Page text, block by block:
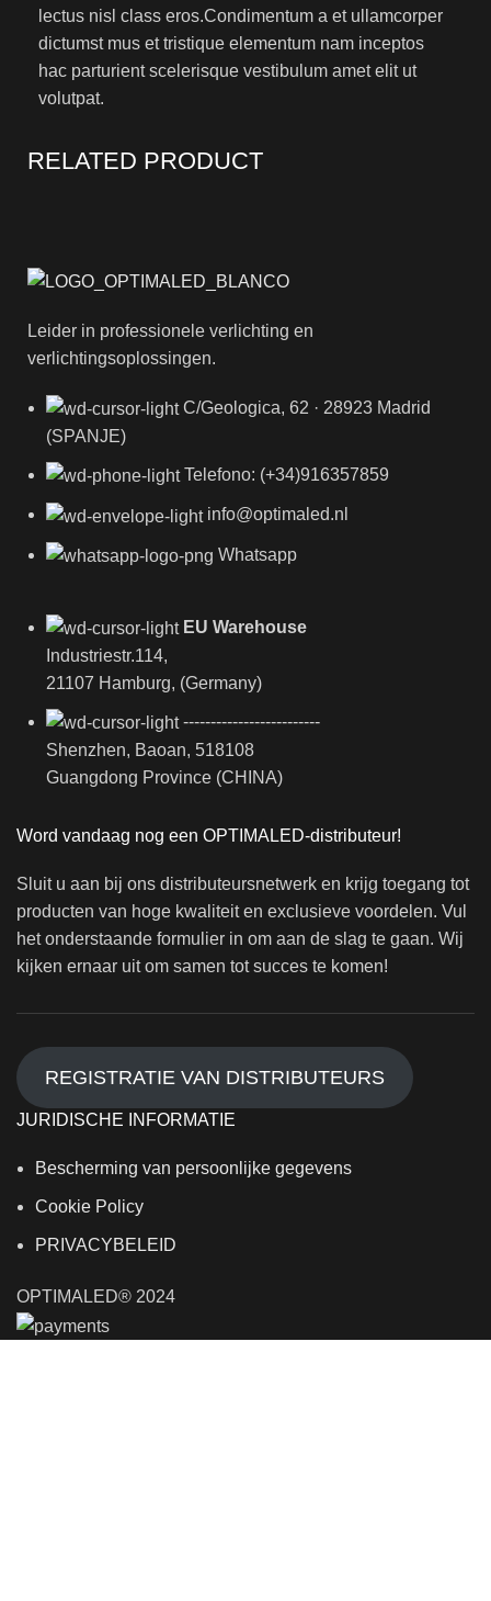
lectus nisl class eros.Condimentum a et ullamcorper
dictumst mus et tristique elementum nam inceptos
hac parturient scelerisque vestibulum amet elit ut
volutpat.
RELATED PRODUCT
Leider in professionele verlichting en
verlichtingsoplossingen.
C/Geologica, 62 · 28923 Madrid
(SPANJE)
Telefono: (+34)916357859
info@optimaled.nl
Whatsapp
EU Warehouse
Industriestr.114,
21107 Hamburg, (Germany)
-------------------------
Shenzhen, Baoan, 518108
Guangdong Province (CHINA)
Word vandaag nog een OPTIMALED-distributeur!
Sluit u aan bij ons distributeursnetwerk en krijg toegang tot
producten van hoge kwaliteit en exclusieve voordelen. Vul
het onderstaande formulier in om aan de slag te gaan. Wij
kijken ernaar uit om samen tot succes te komen!
REGISTRATIE VAN DISTRIBUTEURS
JURIDISCHE INFORMATIE
Bescherming van persoonlijke gegevens
Cookie Policy
PRIVACYBELEID
OPTIMALED® 2024